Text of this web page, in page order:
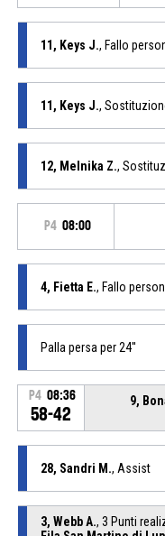
11, Keys J., Fallo
11, Keys J.,
12, Melnika Z.,
P4 08:00
4, Fietta E., Fallo
Palla persa per 24''
P4 08:36
58-42
9,
28, Sandri M., Assist
3, Webb A., 3 Punti